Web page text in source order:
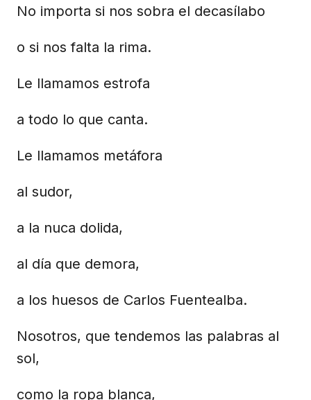
No importa si nos sobra el decasílabo
o si nos falta la rima.
Le llamamos estrofa
a todo lo que canta.
Le llamamos metáfora
al sudor,
a la nuca dolida,
al día que demora,
a los huesos de Carlos Fuentealba.
Nosotros, que tendemos las palabras al
sol,
como la ropa blanca,